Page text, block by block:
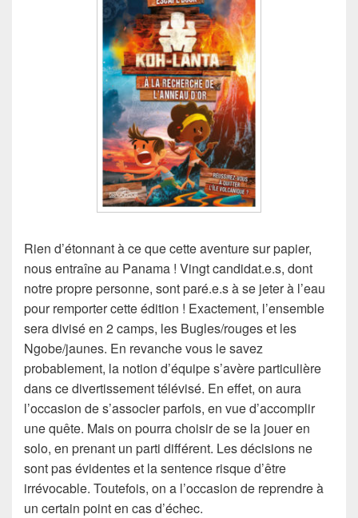
Rien d’étonnant à ce que cette aventure sur papier,
nous entraîne au Panama ! Vingt candidat.e.s, dont
notre propre personne, sont paré.e.s à se jeter à l’eau
pour remporter cette édition ! Exactement, l’ensemble
sera divisé en 2 camps, les Bugles/rouges et les
Ngobe/jaunes. En revanche vous le savez
probablement, la notion d’équipe s’avère particulière
dans ce divertissement télévisé. En effet, on aura
l’occasion de s’associer parfois, en vue d’accomplir
une quête. Mais on pourra choisir de se la jouer en
solo, en prenant un parti différent. Les décisions ne
sont pas évidentes et la sentence risque d’être
irrévocable. Toutefois, on a l’occasion de reprendre à
un certain point en cas d’échec.